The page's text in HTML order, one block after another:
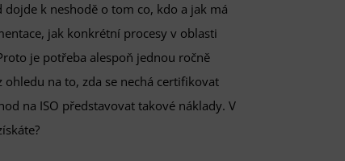
k neshodě o tom co, kdo a jak má
jak konkrétní procesy v oblasti
je potřeba alespoň jednou ročně
na to, zda se nechá certifikovat
na ISO představovat takové náklady. V